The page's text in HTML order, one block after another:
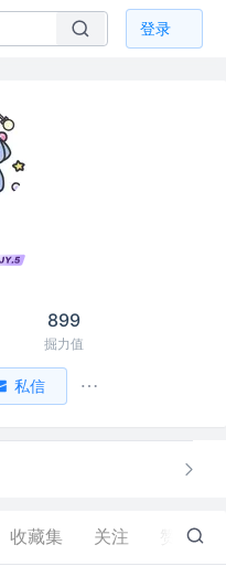
登录
899
掘力值
私信
收藏集 关注 43